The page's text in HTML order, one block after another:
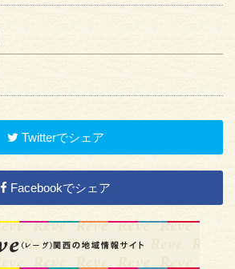
Twitterでシェア
Facebookでシェア